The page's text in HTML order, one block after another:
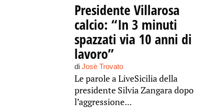
Presidente Villarosa
calcio: “In 3 minuti
spazzati via 10 anni di
lavoro”
di Josè Trovato
Le parole a LiveSicilia della
presidente Silvia Zangara dopo
l’aggressione...